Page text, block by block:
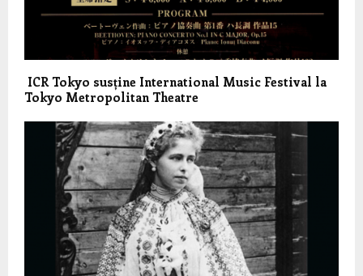
ICR Tokyo susține International Music Festival la
Tokyo Metropolitan Theatre